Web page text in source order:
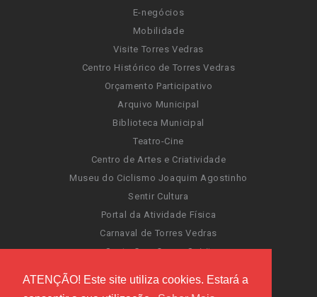
ATENÇÃO! Este site utiliza cookies. Estará a
E-negócios
Mobilidade
Visite Torres Vedras
Centro Histórico de Torres Vedras
Orçamento Participativo
Arquivo Municipal
Biblioteca Municipal
Teatro-Cine
Centro de Artes e Criatividade
Museu do Ciclismo Joaquim Agostinho
Sentir Cultura
Portal da Atividade Física
Carnaval de Torres Vedras
Santa Cruz Ocean Spirit